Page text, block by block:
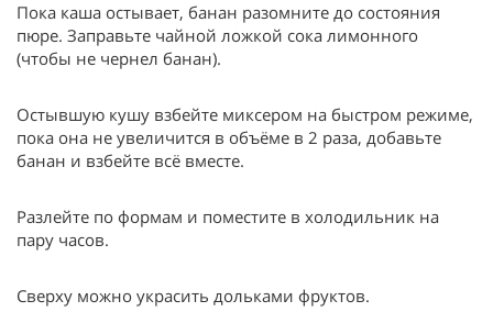
Пока каша остывает, банан разомните до состояния
пюре. Заправьте чайной ложкой сока лимонного
(чтобы не чернел банан).
Остывшую кушу взбейте миксером на быстром режиме,
пока она не увеличится в объёме в 2 раза, добавьте
банан и взбейте всё вместе.
Разлейте по формам и поместите в холодильник на
пару часов.
Сверху можно украсить дольками фруктов.